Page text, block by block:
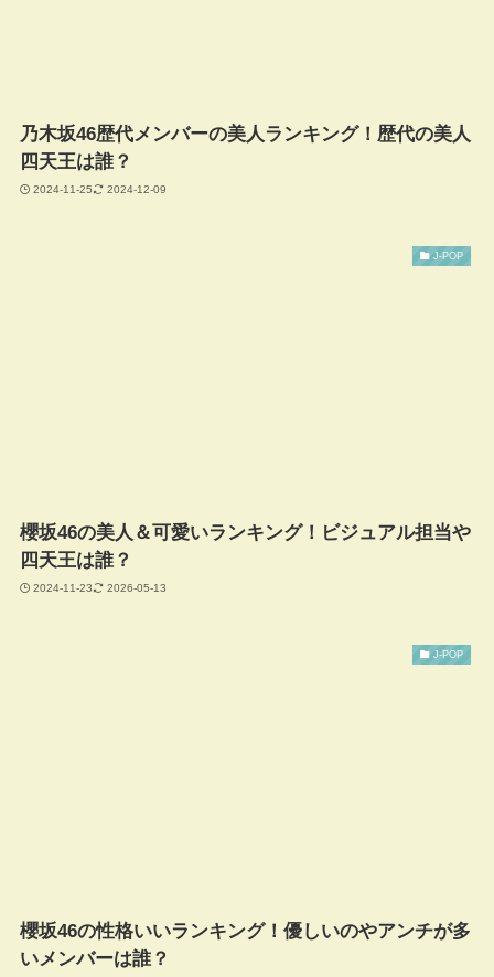
乃木坂46歴代メンバーの美人ランキング！歴代の美人
四天王は誰？
2024-11-25 2024-12-09
J-POP
櫻坂46の美人＆可愛いランキング！ビジュアル担当や
四天王は誰？
2024-11-23 2026-05-13
J-POP
櫻坂46の性格いいランキング！優しいのやアンチが多
いメンバーは誰？